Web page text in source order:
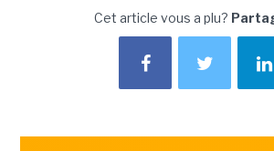
Cet article vous a plu?